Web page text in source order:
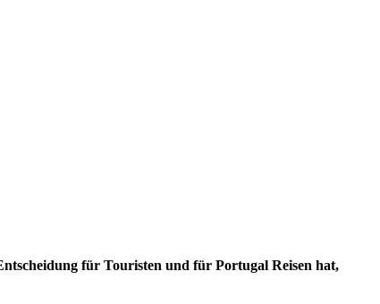
für Touristen und für Portugal Reisen hat,